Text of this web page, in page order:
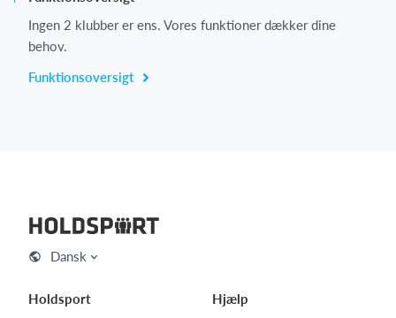
Ingen 2 klubber er ens. Vores funktioner dækker dine
behov.
Funktionsoversigt
Dansk
Holdsport
Hjælp